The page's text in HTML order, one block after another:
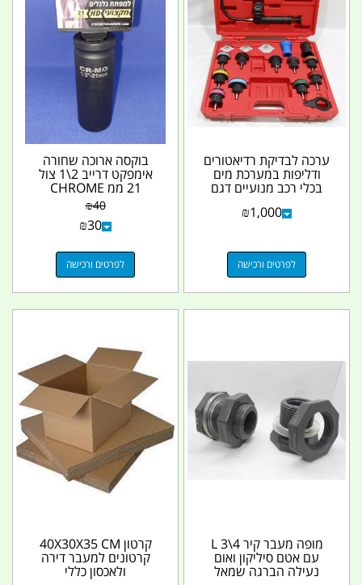
ערכה לבדיקת רדיאטורים
ודליפות במערכת מים
בכלי רכב מנועיים דגם
₪1,000
לפרטים ורכישה
בוקסה ארוכה שחורה
אימפקט דרייב 2\1 צול
21 ממ CHROME
לייף
₪40
₪30
לפרטים ורכישה
מופה מעבר קיר 4\3 L
עם אטם סיליקון ואום
נעילה הברגה שמאל
קרטון 40X30X35 CM
קרטונים למעבר דירה
ולאכסון כללי